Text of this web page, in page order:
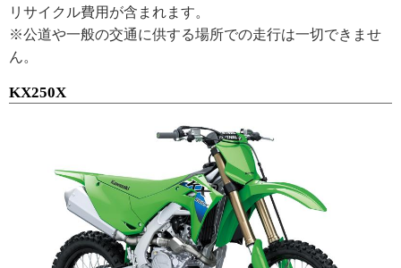
リサイクル費用が含まれます。
※公道や一般の交通に供する場所での走行は一切できませ
ん。
KX250X